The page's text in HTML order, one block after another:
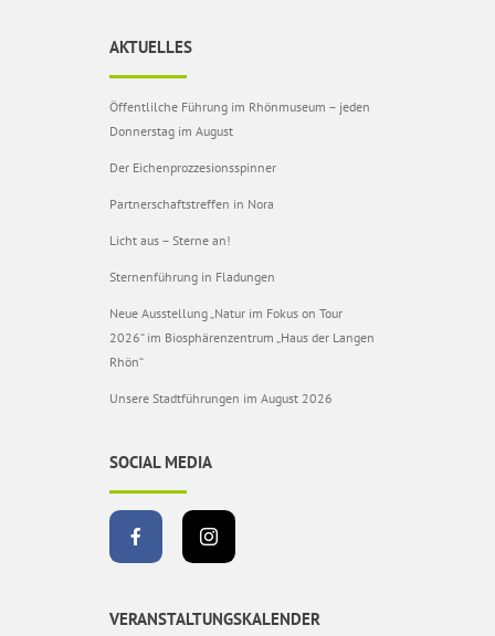
AKTUELLES
Öffentlilche Führung im Rhönmuseum – jeden
Donnerstag im August
Der Eichenprozzesionsspinner
Partnerschaftstreffen in Nora
Licht aus – Sterne an!
Sternenführung in Fladungen
Neue Ausstellung „Natur im Fokus on Tour
2026“ im Biosphärenzentrum „Haus der Langen
Rhön“
Unsere Stadtführungen im August 2026
SOCIAL MEDIA
VERANSTALTUNGSKALENDER